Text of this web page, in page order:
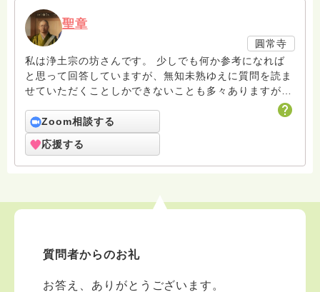
聖章
圓常寺
私は浄土宗の坊さんです。 少しでも何か参考になれば
と思って回答していますが、無知未熟ゆえに質問を読ま
せていただくことしかできないことも多々ありますがお
許しください。 回答は私個人の意見や解釈もあり、場
合によっては浄土宗の教義とは少し異なることもあると
いうことをご了承ください。 また、寺の紹介ページに
電話相談についても紹介していますのでどなたでも気兼
ねなくご利用ください。 ハスノハのお坊さんがもっと
Zoom相談する
応援する
質問者からのお礼
お答え、ありがとうございます。